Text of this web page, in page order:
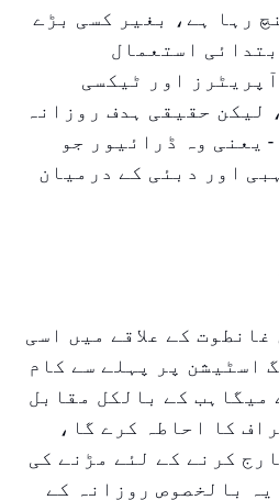
رہا ہے، بغیر کسی بڑے
استعمال
اور ٹیکسی
لیکن حقیقی ہدف روزانہ
یعنی وہ ڈرائیور جو
اور دبئی کے درمیان
کے علاقے میں اسی
اسٹیشن پر پہلے سے کام
میگاہب کے بالکل مقابل
کا احاطہ کرے گا،
کرنے کے لئے مڑنے کی
بالخصوص روزانہ کے